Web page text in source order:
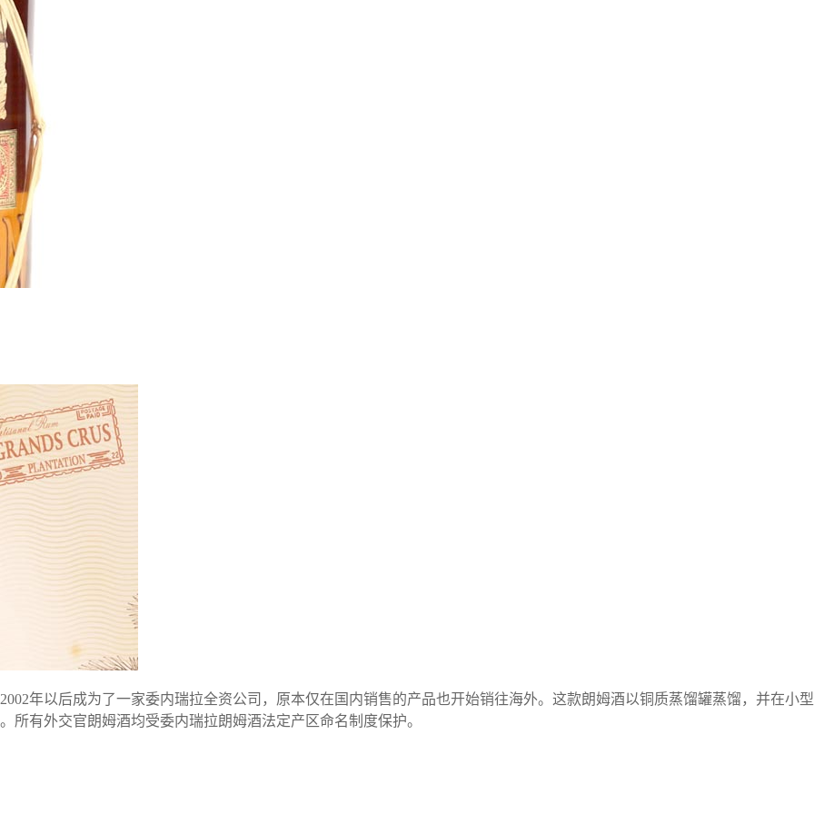
年以后成为了一家委内瑞拉全资公司，原本仅在国内销售的产品也开始销往海外。这款朗姆酒以铜质蒸馏罐蒸馏，并在小型
有外交官朗姆酒均受委内瑞拉朗姆酒法定产区命名制度保护。